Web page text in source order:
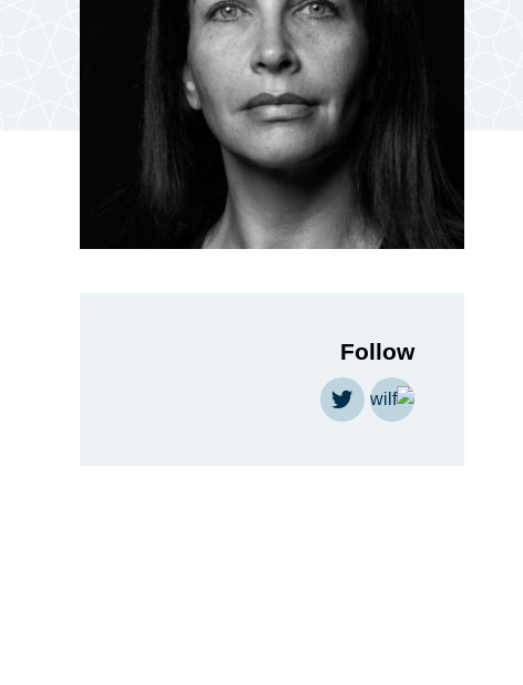
Follow
http://www.wilf.org/English/
https://twitter.com/EWilf